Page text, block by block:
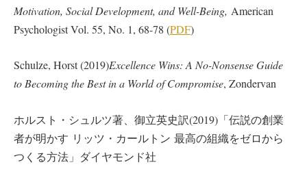
Motivation, Social Development, and Well-Being, American
Psychologist Vol. 55, No. 1, 68-78 (PDF)
Schulze, Horst (2019)Excellence Wins: A No-Nonsense Guide
to Becoming the Best in a World of Compromise, Zondervan
ホルスト・シュルツ著、御立英史訳(2019)「伝説の創業
者が明かす リッツ・カールトン 最高の組織をゼロから
つくる方法」ダイヤモンド社